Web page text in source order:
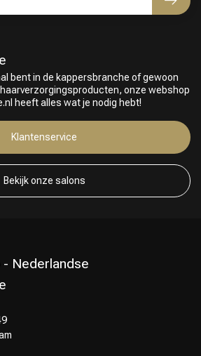
bent in de kappersbranche of gewoon
onze webshop
heeft alles wat je nodig hebt!
Klantenservice
Bekijk onze salons
Nederlandse